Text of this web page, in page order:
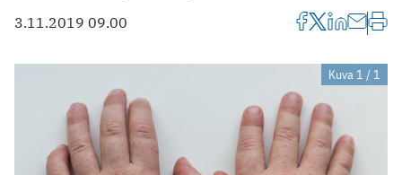
3.11.2019 09.00
Kuva 1 / 1